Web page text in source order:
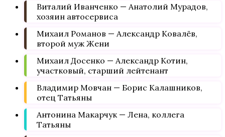
Виталий Иванченко — Анатолий Мурадов,
хозяин автосервиса
Михаил Романов — Александр Ковалёв,
второй муж Жени
Михаил Досенко — Александр Котин,
участковый, старший лейтенант
Владимир Мовчан — Борис Калашников,
отец Татьяны
Антонина Макарчук — Лена, коллега
Татьяны